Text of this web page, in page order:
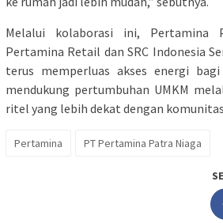
Melalui kolaborasi ini, Pertamina
Pertamina Retail dan SRC Indonesia
terus memperluas akses energi
mendukung pertumbuhan UMKM
ritel yang lebih dekat dengan
Pertamina PT Pertamina Patra Niaga